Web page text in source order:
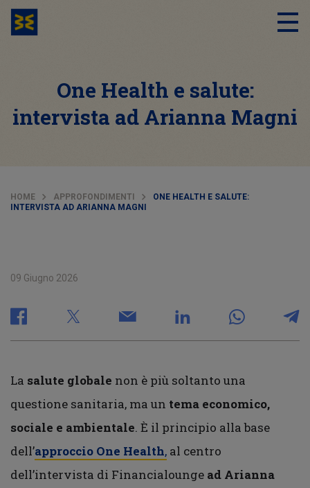
One Health e salute:
intervista ad Arianna Magni
HOME APPROFONDIMENTI
ONE HEALTH E SALUTE:
INTERVISTA AD ARIANNA MAGNI
09 Giugno 2026
La salute globale non è più soltanto una
questione sanitaria, ma un tema economico,
sociale e ambientale. È il principio alla base
dell’approccio One Health, al centro
dell’intervista di Financialounge ad Arianna